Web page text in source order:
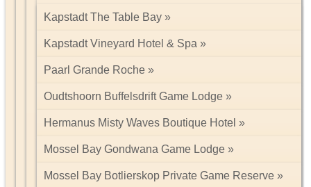
Kapstadt The Table Bay
Kapstadt Vineyard Hotel & Spa
Paarl Grande Roche
Oudtshoorn Buffelsdrift Game Lodge
Hermanus Misty Waves Boutique Hotel
Mossel Bay Gondwana Game Lodge
Mossel Bay Botlierskop Private Game Reserve